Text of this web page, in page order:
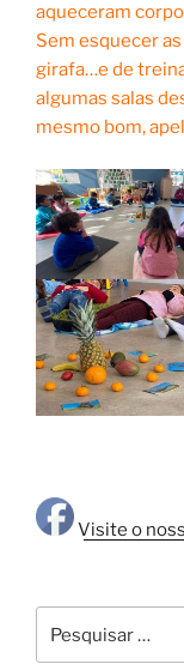
aqueceram
Sem esquecer
girafa…e de
algumas salas
mesmo bom,
Visite o
por: